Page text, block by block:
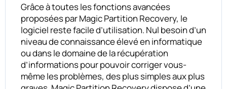
Grâce à toutes les fonctions avancées
proposées par Magic Partition Recovery, le
logiciel reste facile d’utilisation. Nul besoin d’un
niveau de connaissance élevé en informatique
ou dans le domaine de la récupération
d’informations pour pouvoir corriger vous-
même les problèmes, des plus simples aux plus